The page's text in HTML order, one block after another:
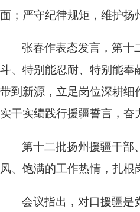
面；严守纪律规矩，维护扬
张春作表态发言，第十
斗、特别能忍耐、特别能奉
带到新源，立足岗位深耕细
实干实绩践行援疆誓言，奋
第十二批扬州援疆干部
风、饱满的工作热情，扎
会议指出，对口援疆是